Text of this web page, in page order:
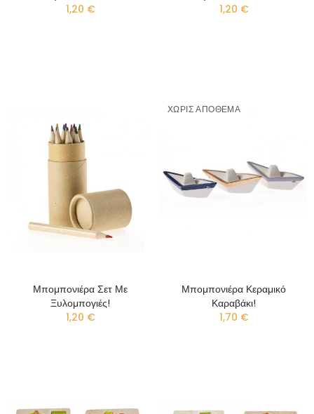
1,20 €
1,20 €
Μπομπονιέρα Σετ Με
Ξυλομπογιές!
1,20 €
ΧΩΡΊΣ ΑΠΌΘΕΜΑ
Μπομπονιέρα Κεραμικό
Καραβάκι!
1,70 €